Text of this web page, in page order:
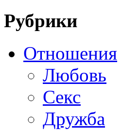
Рубрики
Отношения
Любовь
Секс
Дружба